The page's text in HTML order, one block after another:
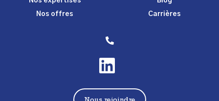
Nos offres
Carrières